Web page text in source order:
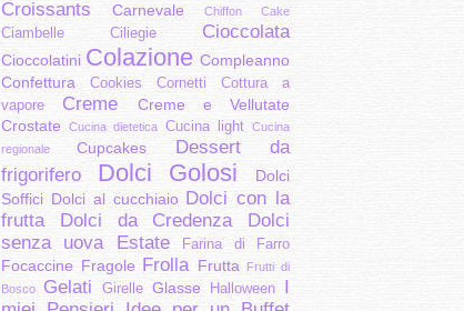
Croissants
Carnevale Chiffon Cake
Ciambelle Ciliegie Cioccolata
Cioccolatini Colazione Compleanno
Confettura
Cookies Cornetti
Cottura a
vapore
Creme
Creme e Vellutate
Crostate
Cucina dietetica Cucina light
Cucina
regionale
Cupcakes
Dessert da
frigorifero
Dolci Golosi
Dolci
Soffici Dolci al cucchiaio Dolci con la
frutta
Dolci da Credenza
Dolci
senza uova
Estate Farina di Farro
Focaccine Fragole Frolla Frutta
Frutti di
Bosco
Gelati Girelle Glasse Halloween
I